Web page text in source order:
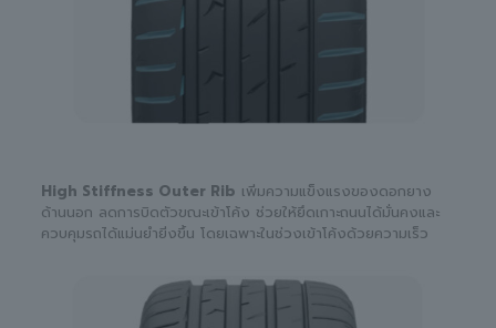
High Stiffness Outer Rib เพิ่มความแข็งแรงของดอกยาง
ด้านนอก ลดการบิดตัวขณะเข้าโค้ง ช่วยให้ยึดเกาะถนนได้มั่นคงและ
ควบคุมรถได้แม่นยำยิ่งขึ้น โดยเฉพาะในช่วงเข้าโค้งด้วยความเร็ว